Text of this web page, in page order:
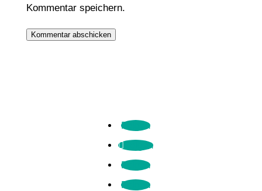
Kommentar speichern.
Kommentar abschicken
Folgen
Folgen
Folgen
Folgen